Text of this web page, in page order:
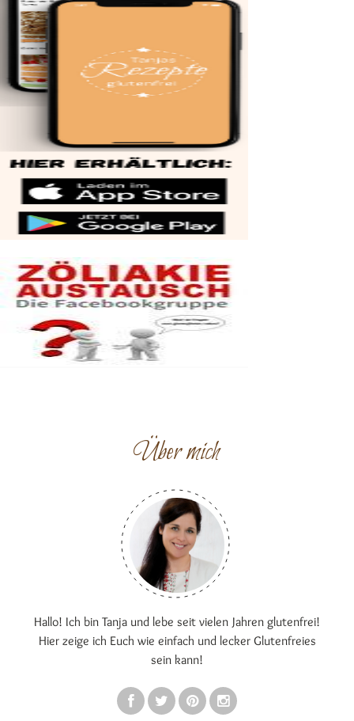
Über mich
Hallo! Ich bin Tanja und lebe seit vielen Jahren glutenfrei!
Hier zeige ich Euch wie einfach und lecker Glutenfreies
sein kann!